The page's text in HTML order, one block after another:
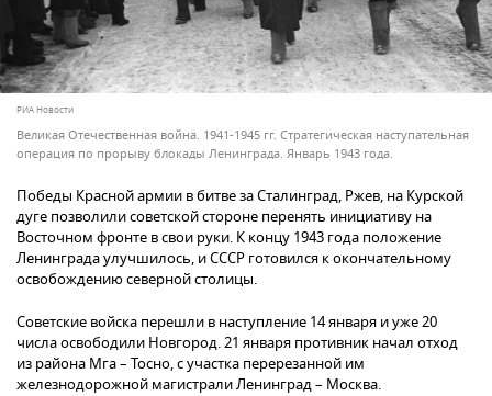
РИА Новости
Великая Отечественная война. 1941-1945 гг. Стратегическая наступательная
операция по прорыву блокады Ленинграда. Январь 1943 года.
Победы Красной армии в битве за Сталинград, Ржев, на Курской
дуге позволили советской стороне перенять инициативу на
Восточном фронте в свои руки. К концу 1943 года положение
Ленинграда улучшилось, и СССР готовился к окончательному
освобождению северной столицы.
Советские войска перешли в наступление 14 января и уже 20
числа освободили Новгород. 21 января противник начал отход
из района Мга – Тосно, с участка перерезанной им
железнодорожной магистрали Ленинград – Москва.